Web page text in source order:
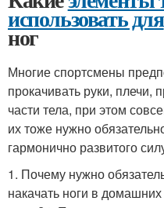
использовать для
ног
Многие спортсмены
прокачивать руки,
части тела, при этом
их тоже нужно
гармонично развитого
1. Почему нужно
накачать ноги в